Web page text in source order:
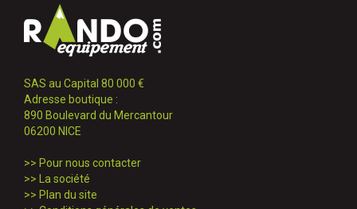
SAS au Capital 80 000 €
Adresse boutique :
890 Boulevard du Mercantour
06200 NICE
>> Pour nous contacter
>>
La société
>> Plan du site